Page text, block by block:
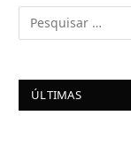
ÚLTIMAS